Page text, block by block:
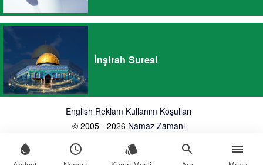
water_drop schedule style search menu
İnşirah Suresi
English Reklam Kullanım Koşulları
© 2005 - 2026 Namaz Zamanı